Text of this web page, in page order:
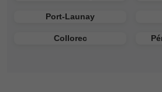
Port-Launay
Collorec